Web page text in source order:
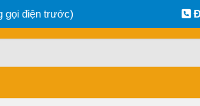
gọi điện trước)